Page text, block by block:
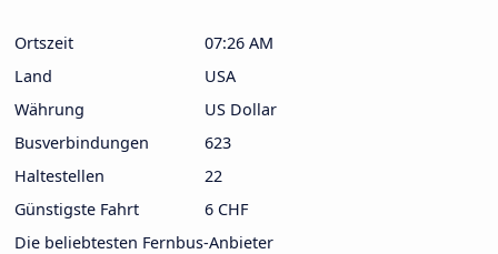
Ortszeit
07:26 AM
Land
USA
Währung
US Dollar
Busverbindungen
623
Haltestellen
22
Günstigste Fahrt
6 CHF
Die beliebtesten Fernbus-Anbieter